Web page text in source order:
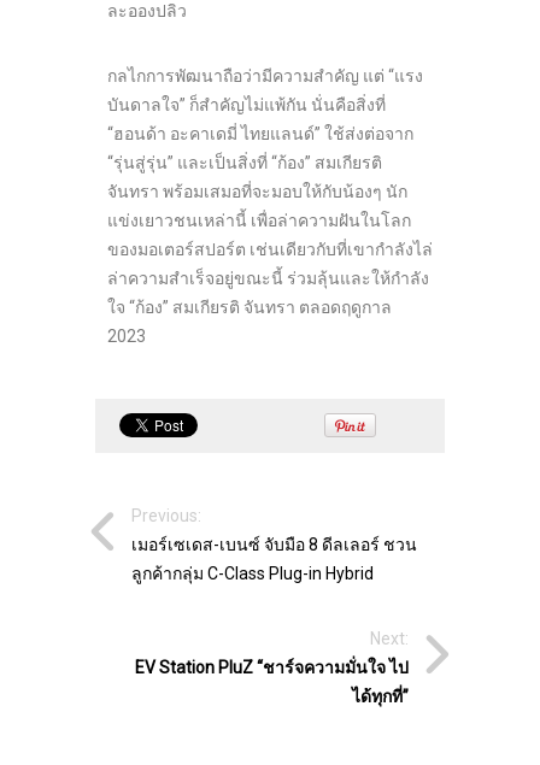
ละอองปลิว
กลไกการพัฒนาถือว่ามีความสำคัญ แต่ “แรง
บันดาลใจ” ก็สำคัญไม่แพ้กัน นั่นคือสิ่งที่
“ฮอนด้า อะคาเดมี่ ไทยแลนด์” ใช้ส่งต่อจาก
“รุ่นสู่รุ่น” และเป็นสิ่งที่ “ก้อง” สมเกียรติ
จันทรา พร้อมเสมอที่จะมอบให้กับน้องๆ นัก
แข่งเยาวชนเหล่านี้ เพื่อล่าความฝันในโลก
ของมอเตอร์สปอร์ต เช่นเดียวกับที่เขากำลังไล่
ล่าความสำเร็จอยู่ขณะนี้ ร่วมลุ้นและให้กำลัง
ใจ “ก้อง” สมเกียรติ จันทรา ตลอดฤดูกาล
2023
Previous:
เมอร์เซเดส-เบนซ์ จับมือ 8 ดีลเลอร์ ชวน
ลูกค้ากลุ่ม C-Class Plug-in Hybrid
Next:
EV Station PluZ “ชาร์จความมั่นใจ ไป
ได้ทุกที่”